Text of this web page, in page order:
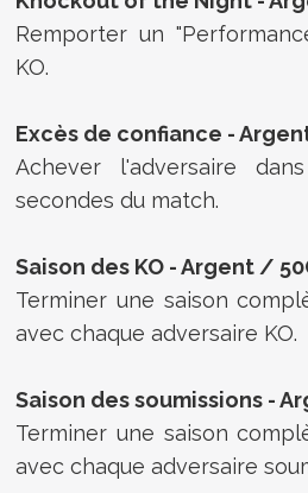
Remporter un
KO.
Excès de confiance -
Achever l'adversaire
secondes du match.
Saison des KO -Argent /
Terminer une saison
avec chaque adversaire KO.
Saison des soumissions -
Terminer une saison
avec chaque adversaire